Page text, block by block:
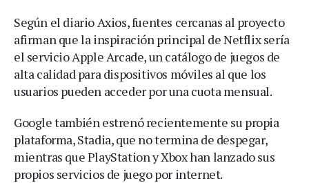
Según el diario Axios, fuentes cercanas al proyecto
afirman que la inspiración principal de Netflix sería
el servicio Apple Arcade, un catálogo de juegos de
alta calidad para dispositivos móviles al que los
usuarios pueden acceder por una cuota mensual.
Google también estrenó recientemente su propia
plataforma, Stadia, que no termina de despegar,
mientras que PlayStation y Xbox han lanzado sus
propios servicios de juego por internet.